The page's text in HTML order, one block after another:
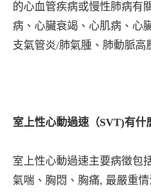
的心血管疾病或慢性肺病有
病、心臟衰竭、心肌病、心
支氣管炎/肺氣腫、肺動脈高
室上性心動過速（SVT)有什
室上性心動過速主要病徵包
氣喘、胸悶、胸痛, 最嚴重